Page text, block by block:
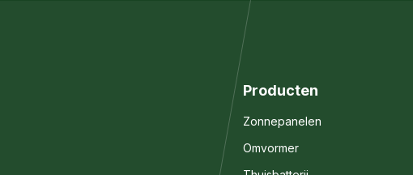
Producten
Zonnepanelen
Omvormer